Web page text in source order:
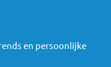
en persoonlijke